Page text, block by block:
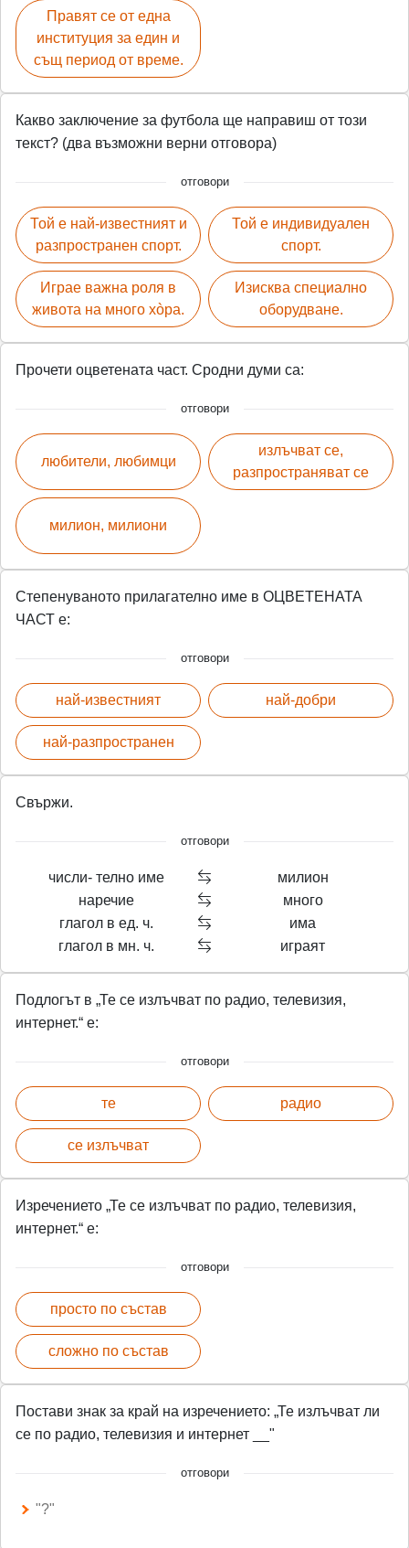
Правят се от една
институция за един и
същ период от време.
Какво заключение за футбола ще направиш от този
текст? (два възможни верни отговора)
отговори
Той е най-известният и
разпространен спорт.
Играе важна роля в
живота на много хòра.
Той е индивидуален
спорт.
Изисква специално
оборудване.
Прочети оцветената част. Сродни думи са:
отговори
любители, любимци
милион, милиони
излъчват се,
разпространяват се
Степенуваното прилагателно име в ОЦВЕТЕНАТА
ЧАСТ е:
отговори
най-известният
най-разпространен
най-добри
Свържи.
отговори
числи- телно име
милион
наречие
много
глагол в ед. ч.
има
глагол в мн. ч.
играят
Подлогът в „Те се излъчват по радио, телевизия,
интернет.“ е:
отговори
те
се излъчват
радио
Изречението „Те се излъчват по радио, телевизия,
интернет.“ е:
отговори
просто по състав
сложно по състав
Постави знак за край на изречението: „Те излъчват ли
се по радио, телевизия и интернет __"
отговори
"?"